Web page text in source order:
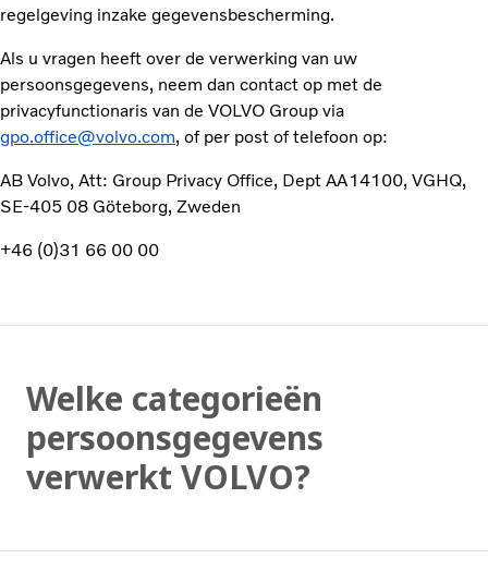
regelgeving inzake gegevensbescherming.
Als u vragen heeft over de verwerking van uw
persoonsgegevens, neem dan contact op met de
privacyfunctionaris van de VOLVO Group via
gpo.office@volvo.com, of per post of telefoon op:
AB Volvo, Att: Group Privacy Office, Dept AA14100, VGHQ,
SE-405 08 Göteborg, Zweden
+46 (0)31 66 00 00
Welke categorieën
persoonsgegevens
verwerkt VOLVO?